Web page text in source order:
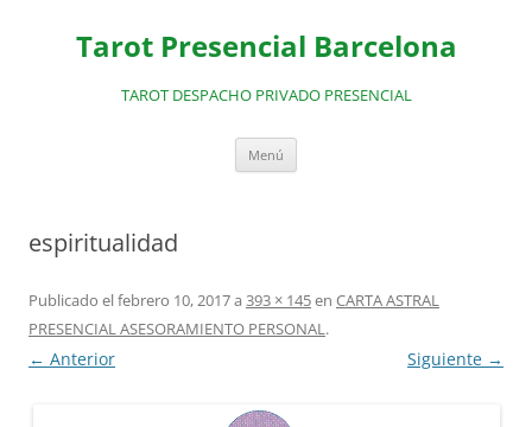
contenidoTarot Presencial Barcelona
TAROT DESPACHO PRIVADO PRESENCIAL
Menú
espiritualidad
Publicado elfebrero 10, 2017a 393 × 145en CARTA ASTRAL
PRESENCIAL ASESORAMIENTO PERSONAL.
← Anterior Siguiente →